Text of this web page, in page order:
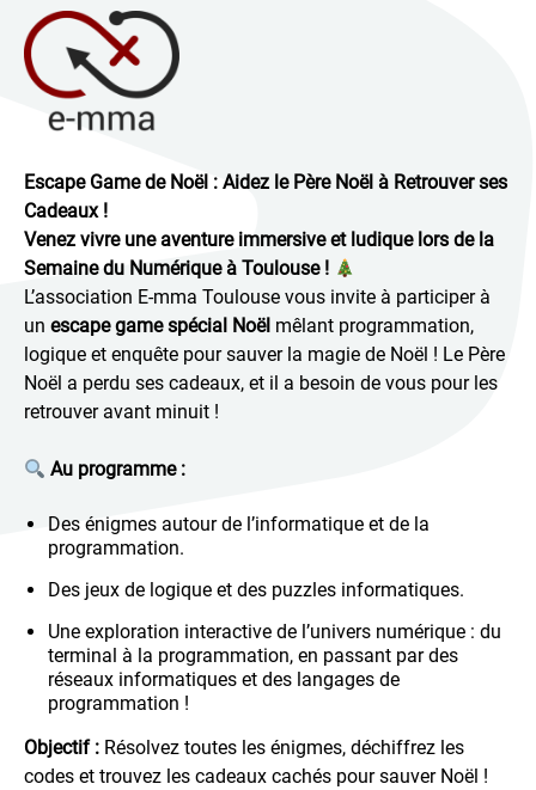
Escape Game de Noël : Aidez le Père Noël à Retrouver ses
Cadeaux !
Venez vivre une aventure immersive et ludique lors de la
Semaine du Numérique à Toulouse !
L’association E-mma Toulouse vous invite à participer à
un escape game spécial Noël mêlant programmation,
logique et enquête pour sauver la magie de Noël ! Le Père
Noël a perdu ses cadeaux, et il a besoin de vous pour les
retrouver avant minuit !
Au programme :
Des énigmes autour de l’informatique et de la
programmation.
Des jeux de logique et des puzzles informatiques.
Une exploration interactive de l’univers numérique : du
terminal à la programmation, en passant par des
réseaux informatiques et des langages de
programmation !
Objectif : Résolvez toutes les énigmes, déchiffrez les
codes et trouvez les cadeaux cachés pour sauver Noël !